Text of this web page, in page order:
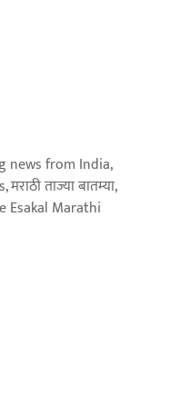
news from India,
ताज्या बातम्या,
Esakal Marathi